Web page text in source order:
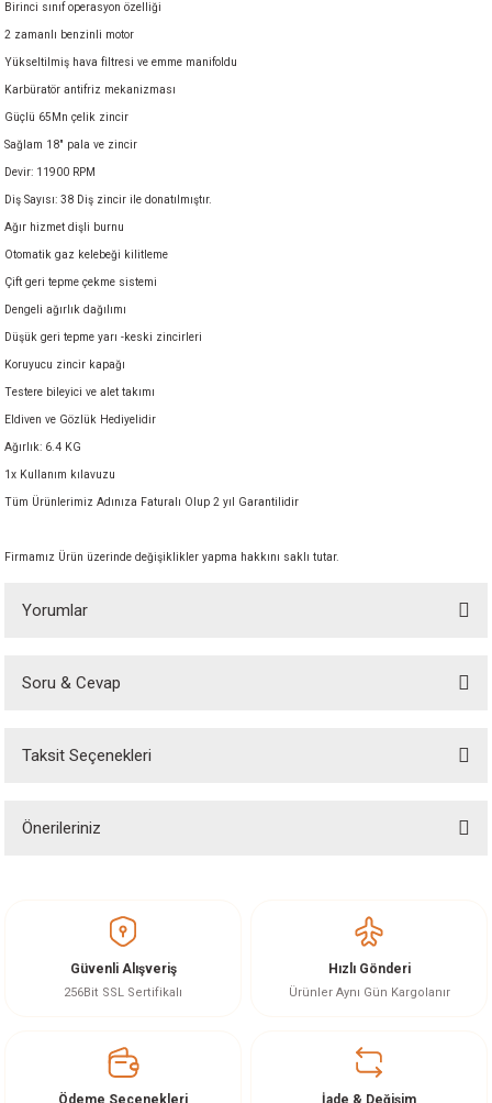
Birinci sınıf operasyon özelliği
2 zamanlı benzinli motor
Yükseltilmiş hava filtresi ve emme manifoldu
Karbüratör antifriz mekanizması
Güçlü 65Mn çelik zincir
Sağlam 18" pala ve zincir
Devir: 11900 RPM
Diş Sayısı: 38 Diş zincir ile donatılmıştır.
Ağır hizmet dişli burnu
Otomatik gaz kelebeği kilitleme
Çift geri tepme çekme sistemi
Dengeli ağırlık dağılımı
Düşük geri tepme yarı -keski zincirleri
Koruyucu zincir kapağı
Testere bileyici ve alet takımı
Eldiven ve Gözlük Hediyelidir
Ağırlık: 6.4 KG
1x Kullanım kılavuzu
Tüm Ürünlerimiz Adınıza Faturalı Olup 2 yıl Garantilidir
Firmamız Ürün üzerinde değişiklikler yapma hakkını saklı tutar.
Yorumlar
Soru & Cevap
Ürün hakkında henüz soru sorulmamış.
Taksit Seçenekleri
Önerileriniz
Görüş ve önerileriniz için teşekkür ederiz.
Ürün resmi kalitesiz, bozuk veya görüntülenemiyor.
Ürün bilgilerinde hatalar bulunuyor.
Güvenli Alışveriş
256Bit SSL Sertifikalı
Hızlı Gönderi
Ürünler Aynı Gün Kargolanır
Ödeme Seçenekleri İade & Değişim